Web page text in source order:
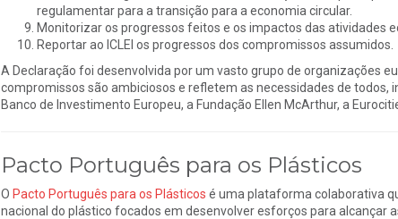
regulamentar para a transição para a economia circular.
Monitorizar os progressos feitos e os impactos das atividades
Reportar ao ICLEI os progressos dos compromissos assumidos.
A Declaração foi desenvolvida por um vasto grupo de organizações
compromissos são ambiciosos e refletem as necessidades de todos,
Banco de Investimento Europeu, a Fundação Ellen McArthur, a
Pacto Português para os Plásticos
O Pacto Português para os Plásticos é uma plataforma colaborativa
nacional do plástico focados em desenvolver esforços para alcançar